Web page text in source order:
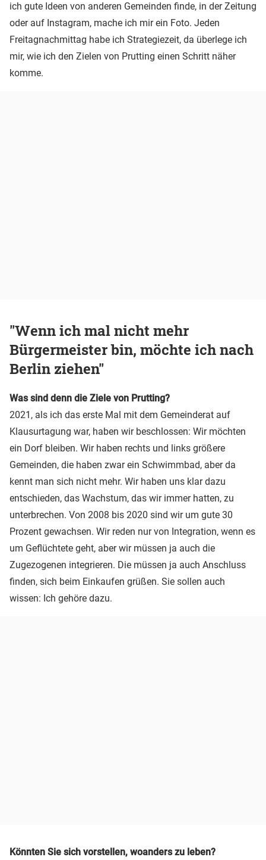
ich gute Ideen von anderen Gemeinden finde, in der Zeitung
oder auf Instagram, mache ich mir ein Foto. Jeden
Freitagnachmittag habe ich Strategiezeit, da überlege ich
mir, wie ich den Zielen von Prutting einen Schritt näher
komme.
"Wenn ich mal nicht mehr
Bürgermeister bin, möchte ich nach
Berlin ziehen"
Was sind denn die Ziele von Prutting?
2021, als ich das erste Mal mit dem Gemeinderat auf
Klausurtagung war, haben wir beschlossen: Wir möchten
ein Dorf bleiben. Wir haben rechts und links größere
Gemeinden, die haben zwar ein Schwimmbad, aber da
kennt man sich nicht mehr. Wir haben uns klar dazu
entschieden, das Wachstum, das wir immer hatten, zu
unterbrechen. Von 2008 bis 2020 sind wir um gute 30
Prozent gewachsen. Wir reden nur von Integration, wenn es
um Geflüchtete geht, aber wir müssen ja auch die
Zugezogenen integrieren. Die müssen ja auch Anschluss
finden, sich beim Einkaufen grüßen. Sie sollen auch
wissen: Ich gehöre dazu.
Könnten Sie sich vorstellen, woanders zu leben?